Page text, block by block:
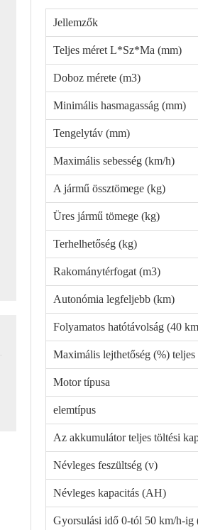
Jellemzők
Teljes méret L*Sz*Ma (mm)
Doboz mérete (m3)
Minimális hasmagasság (mm)
Tengelytáv (mm)
Maximális sebesség (km/h)
A jármű össztömege (kg)
Üres jármű tömege (kg)
Terhelhetőség (kg)
Rakománytérfogat (m3)
Autonómia legfeljebb (km)
Folyamatos hatótávolság (40
Maximális lejthetőség (%) teljes
Motor típusa
elemtípus
Az akkumulátor teljes töltési
Névleges feszültség (v)
Névleges kapacitás (AH)
Gyorsulási idő 0-tól 50 km/h-ig